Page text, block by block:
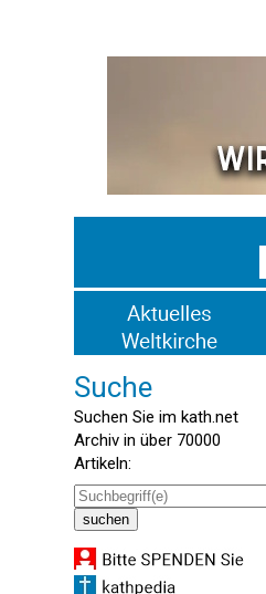
Suche
Suchen Sie im kath.net
Archiv in über 70000
Artikeln: